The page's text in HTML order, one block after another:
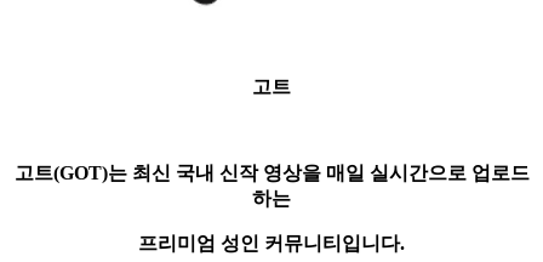
고트
고트(GOT)는 최신 국내 신작 영상을 매일 실시간으로 업로드
하는
프리미엄 성인 커뮤니티입니다.